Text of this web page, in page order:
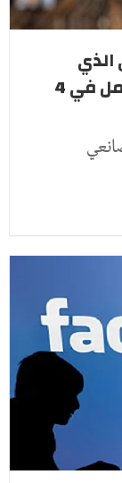
الذي
يسرق عقلك ... تشريح الفخ الكامل في 4